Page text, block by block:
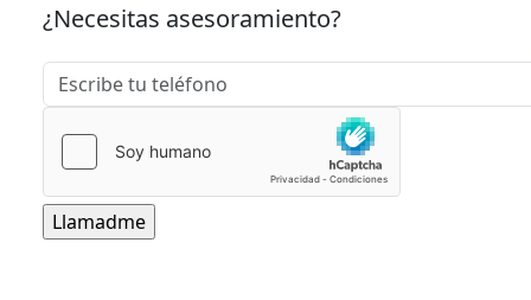
¿Necesitas asesoramiento?